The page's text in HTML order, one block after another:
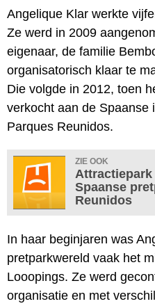
Angelique Klar werkte
Ze werd in 2009
eigenaar, de familie
organisatorisch klaar te
Die volgde in 2012, toen
verkocht aan de Spaanse
Parques Reunidos.
ZIE OOK
Attractiepark
Spaanse
Reunidos
In haar beginjaren was
pretparkwereld vaak het
Looopings. Ze werd
organisatie en met